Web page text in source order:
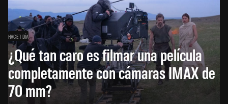
HACE 1 DÍA
¿Qué tan caro es filmar una película
completamente con cámaras IMAX de
70 mm?